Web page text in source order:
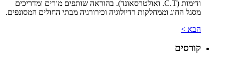
ודימות (C.T. ואולטרסאונד). בהוראה שותפים מורים ומדריכים
מסגל החוג וממחלקות רדיולוגיה וכירורגיה מבתי החולים המסונפים.
הבא >
קורסים